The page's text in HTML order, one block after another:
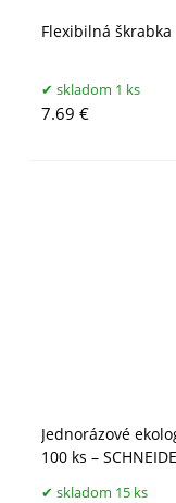
Flexibilná škrabka
skladom 1 ks
7.69 €
Jednorázové
100 ks –
skladom 15 ks